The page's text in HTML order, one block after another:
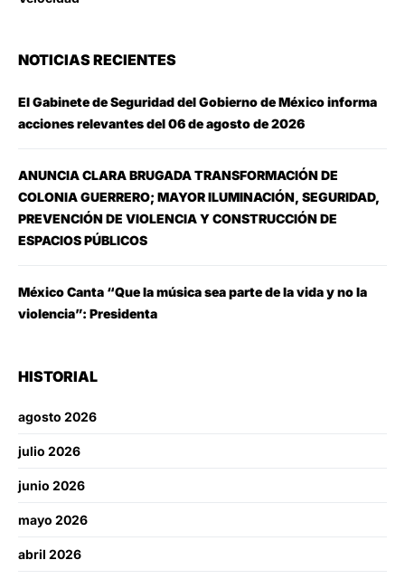
NOTICIAS RECIENTES
El Gabinete de Seguridad del Gobierno de México informa
acciones relevantes del 06 de agosto de 2026
ANUNCIA CLARA BRUGADA TRANSFORMACIÓN DE
COLONIA GUERRERO; MAYOR ILUMINACIÓN, SEGURIDAD,
PREVENCIÓN DE VIOLENCIA Y CONSTRUCCIÓN DE
ESPACIOS PÚBLICOS
México Canta “Que la música sea parte de la vida y no la
violencia”: Presidenta
HISTORIAL
agosto 2026
julio 2026
junio 2026
mayo 2026
abril 2026